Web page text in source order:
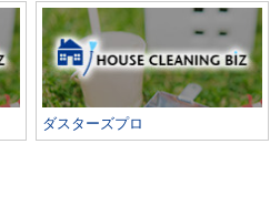
ダスターズプロ